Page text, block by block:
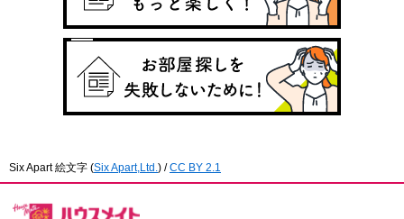
Six Apart 絵文字 (Six Apart,Ltd. ) /CC BY 2.1